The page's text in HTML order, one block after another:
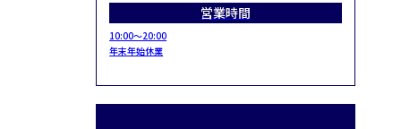
営業時間
10:00～20:00
年末年始休業